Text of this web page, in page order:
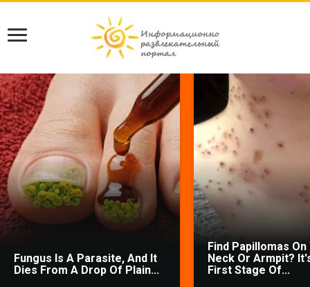
Fungus Is A Parasite, And It
Dies From A Drop Of Plain...
Find Papillomas On
Neck Or Armpit?
First Stage Of...